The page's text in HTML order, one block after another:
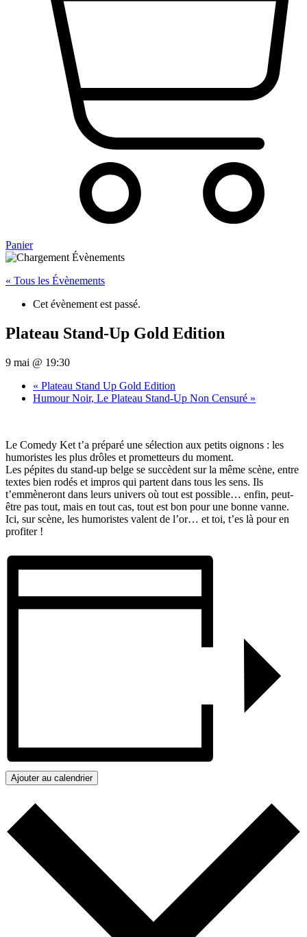
Panier
« Tous les Évènements
Cet évènement est passé.
Plateau Stand-Up Gold Edition
9 mai @ 19:30
« Plateau Stand Up Gold Edition
Humour Noir, Le Plateau Stand-Up Non Censuré »
Le Comedy Ket t’a préparé une sélection aux petits oignons : les
humoristes les plus drôles et prometteurs du moment.
Les pépites du stand-up belge se succèdent sur la même scène, entre
textes bien rodés et impros qui partent dans tous les sens. Ils
t’emmèneront dans leurs univers où tout est possible… enfin, peut-
être pas tout, mais en tout cas, tout est bon pour une bonne vanne.
Ici, sur scène, les humoristes valent de l’or… et toi, t’es là pour en
profiter !
Ajouter au calendrier